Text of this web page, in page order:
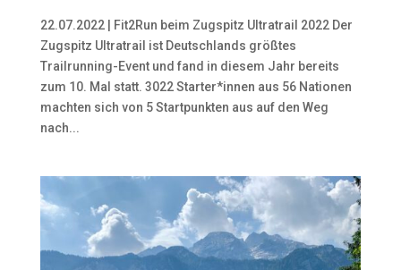
22.07.2022 | Fit2Run beim Zugspitz Ultratrail 2022 Der
Zugspitz Ultratrail ist Deutschlands größtes
Trailrunning-Event und fand in diesem Jahr bereits
zum 10. Mal statt. 3022 Starter*innen aus 56 Nationen
machten sich von 5 Startpunkten aus auf den Weg
nach...